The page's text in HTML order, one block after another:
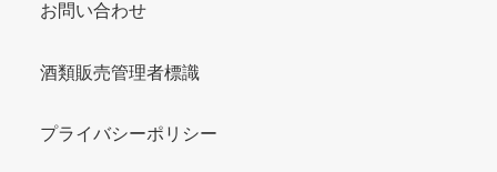
お問い合わせ
酒類販売管理者標識
プライバシーポリシー